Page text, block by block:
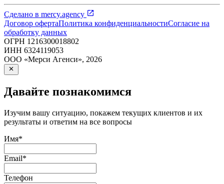
Сделано в mercy.agency
Договор офертаПолитика конфиденциальностиСогласие на
обработку данных
ОГРН 1216300018802
ИНН 6324119053
ООО «Мерси Агенси», 2026
Давайте познакомимся
Изучим вашу ситуацию, покажем текущих клиентов и их
результаты и ответим на все вопросы
Имя*
Email*
Телефон